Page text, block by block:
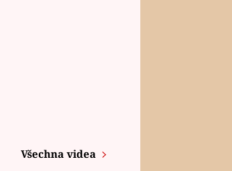
Všechna videa